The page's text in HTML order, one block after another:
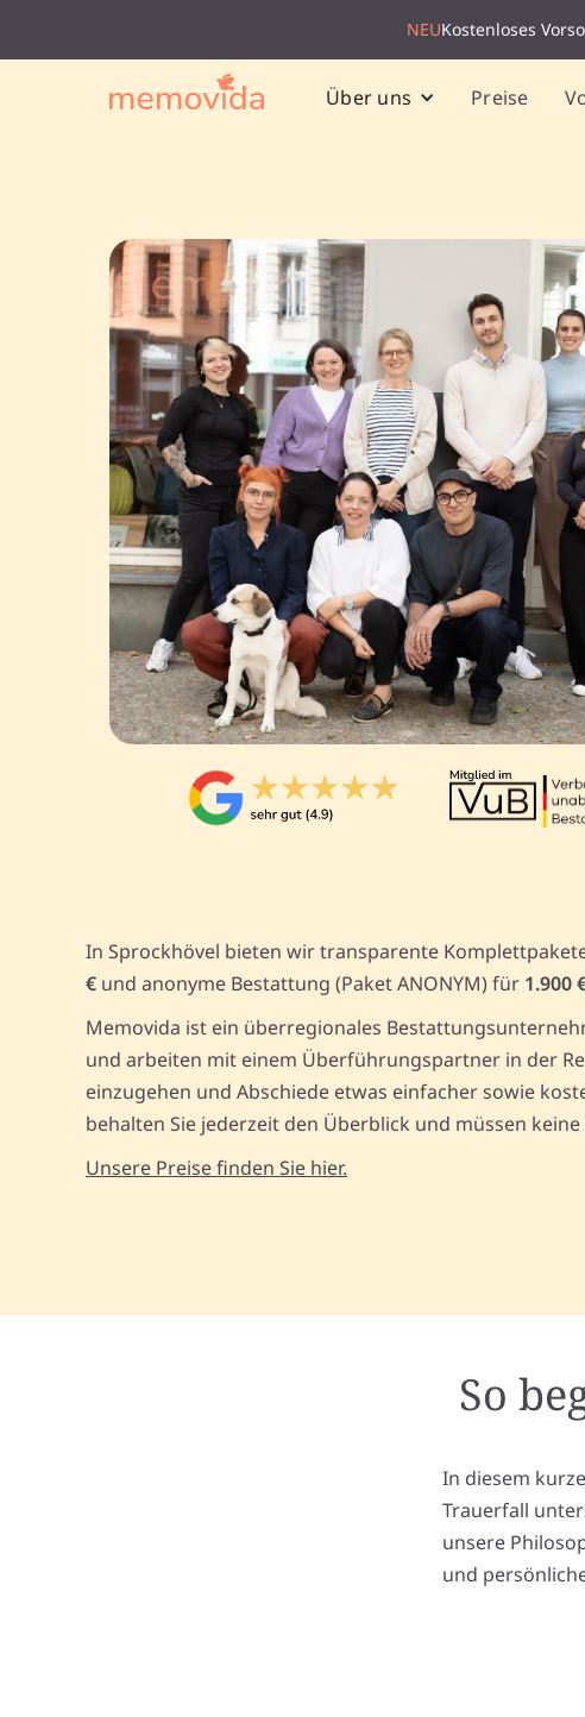
NEUKostenloses
Über uns Preise
In Sprockhövel bieten wir transparente
€ und anonyme Bestattung (Paket ANONYM) für 1.900
Memovida ist ein überregionales
und arbeiten mit einem Überführungspartner in der
einzugehen und Abschiede etwas einfacher sowie
behalten Sie jederzeit den Überblick und müssen
Unsere Preise finden Sie hier.
So
In diesem
Trauerfall
unsere
und